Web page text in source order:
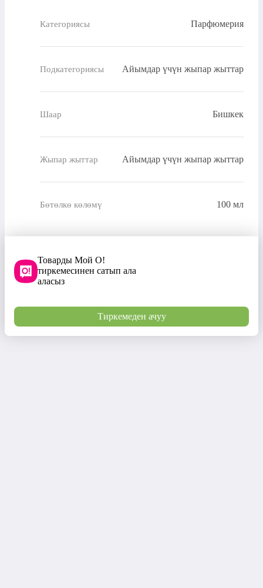
Категориясы Парфюмерия
Подкатегориясы Айымдар үчүн жыпар жыттар
Шаар Бишкек
Жыпар жыттар Айымдар үчүн жыпар жыттар
Бөтөлкө көлөмү 100 мл
Товарды Мой О!
тиркемесинен сатып ала
аласыз
Тиркемеден ачуу